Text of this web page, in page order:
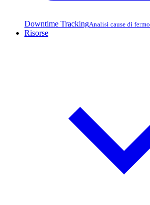
Downtime TrackingAnalisi cause di fermo
Risorse